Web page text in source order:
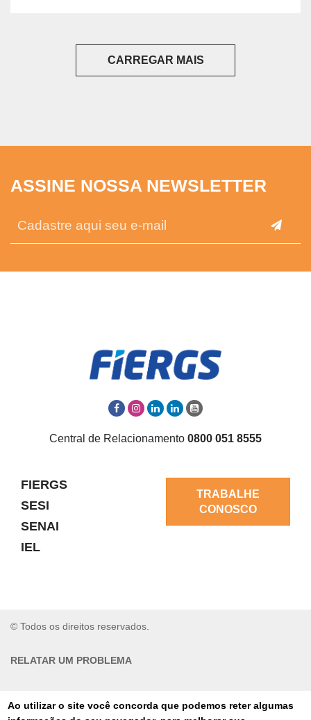
Ao utilizar o site você concorda que podemos reter algumas
CARREGAR MAIS
ASSINE NOSSA NEWSLETTER
Central de Relacionamento 0800 051 8555
FIERGS
SESI
SENAI
IEL
TRABALHE
CONOSCO
© Todos os direitos reservados.
RELATAR UM PROBLEMA